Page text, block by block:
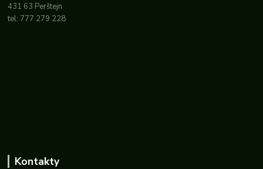
431 63 Perštejn
tel: 777 279 228
Kontakty